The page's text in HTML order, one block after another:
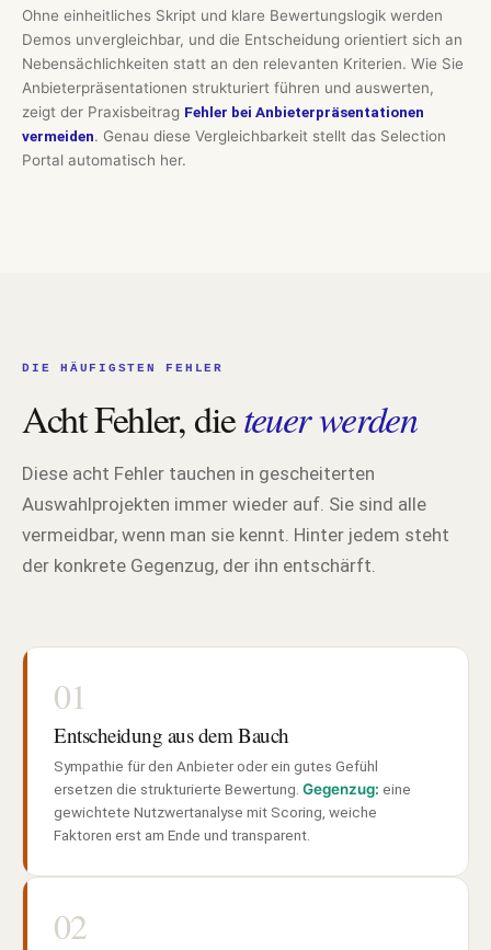
Ohne einheitliches Skript und klare Bewertungslogik werden
Demos unvergleichbar, und die Entscheidung orientiert sich an
Nebensächlichkeiten statt an den relevanten Kriterien. Wie Sie
Anbieterpräsentationen strukturiert führen und auswerten,
zeigt der Praxisbeitrag Fehler bei Anbieterpräsentationen
vermeiden. Genau diese Vergleichbarkeit stellt das Selection
Portal automatisch her.
DIE HÄUFIGSTEN FEHLER
Acht Fehler, dieteuer werden
Diese acht Fehler tauchen in gescheiterten
Auswahlprojekten immer wieder auf. Sie sind alle
vermeidbar, wenn man sie kennt. Hinter jedem steht
der konkrete Gegenzug, der ihn entschärft.
01
Entscheidung aus dem Bauch
Sympathie für den Anbieter oder ein gutes Gefühl
ersetzen die strukturierte Bewertung. Gegenzug: eine
gewichtete Nutzwertanalyse mit Scoring, weiche
Faktoren erst am Ende und transparent.
02